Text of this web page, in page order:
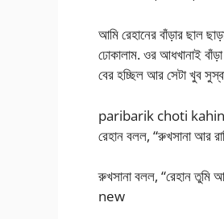
আমি রেহানের বাঁড়ার ছাল
ঢোকালাম. ওর আধখানাই
বের হচ্ছিল আর সেটা খুব
paribarik choti
রেহান বলল, “রুখসানা আর
রুখসানা বলল, “রেহান তুমি
new